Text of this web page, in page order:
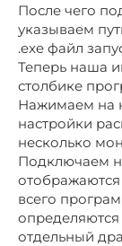
После чего
указываем
.exe файл
Теперь наша
столбике
Нажимаем на
настройки
несколько
Подключаем
всего
определяются
отдельный